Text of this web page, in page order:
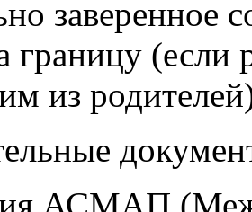
заверенное
границу (если
из